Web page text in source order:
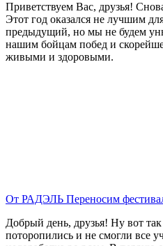
Приветствуем Вас, друзья!
Этот год оказался не лучшим
предыдущий, но мы не будем
нашим бойцам побед и
живыми и здоровыми.
От РАДЭЛЬ Переносим
Добрый день, друзья! Ну вот
поторопились и не смогли все